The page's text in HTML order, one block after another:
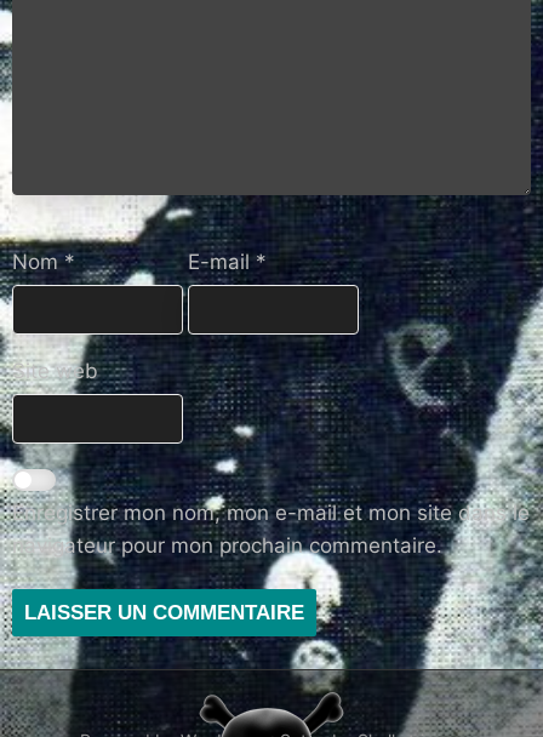
Nom* E-mail*
Site web
Enregistrer mon nom, mon e-mail et mon site dans le
navigateur pour mon prochain commentaire.